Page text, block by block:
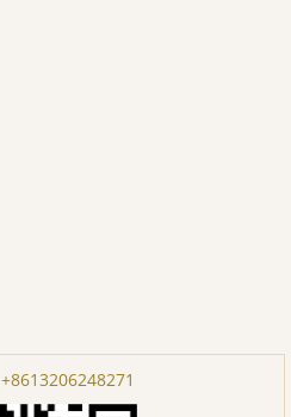
+8613206248271